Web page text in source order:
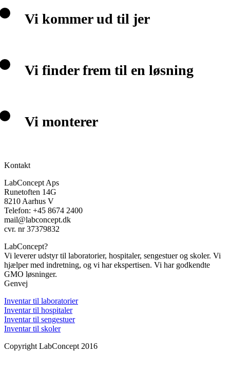
Vi kommer ud til jer
Vi finder frem til en løsning
Vi monterer
Kontakt
LabConcept Aps
Runetoften 14G
8210 Aarhus V
Telefon: +45 8674 2400
mail@labconcept.dk
cvr. nr 37379832
LabConcept?
Vi leverer udstyr til laboratorier, hospitaler, sengestuer og skoler. Vi
hjælper med indretning, og vi har ekspertisen. Vi har godkendte
GMO løsninger.
Genvej
Inventar til laboratorier
Inventar til hospitaler
Inventar til sengestuer
Inventar til skoler
Copyright LabConcept 2016